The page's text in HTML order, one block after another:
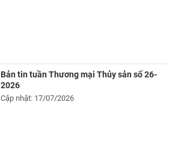
Bản tin tuần Thương mại Thủy sản số 26-
2026
Cập nhật: 17/07/2026